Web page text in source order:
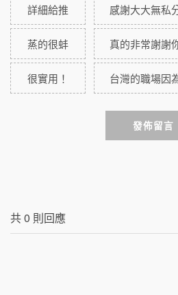
詳細給推 感謝大大無私
蒸的很蚌 真的非常謝謝
很實用！ 台灣的職場因
發佈留言
共0 則回應